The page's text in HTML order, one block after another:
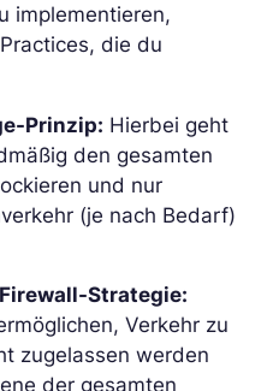
implementieren,
die du
Prinzip: Hierbei geht
den gesamten
und nur
(je nach Bedarf)
Strategie:
Verkehr zu
zugelassen werden
der gesamten